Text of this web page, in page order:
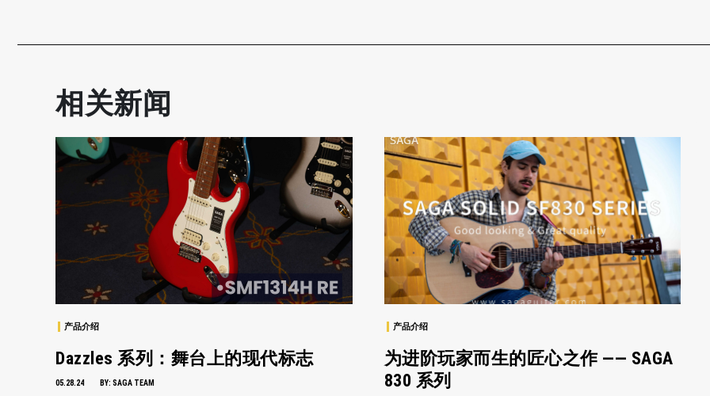
相关新闻
产品介绍
Dazzles 系列：舞台上的现代标志
05.28.24 BY: SAGA TEAM
产品介绍
为进阶玩家而生的匠心之作 —— SAGA
830 系列